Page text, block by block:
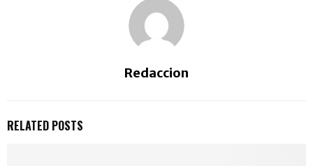
Redaccion
RELATED POSTS